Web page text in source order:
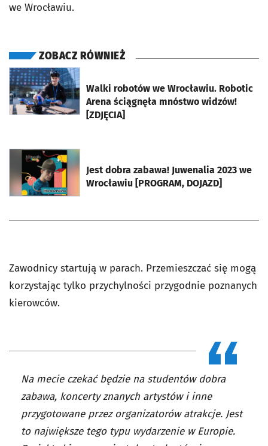
we Wrocławiu.
ZOBACZ RÓWNIEŻ
Walki robotów we Wrocławiu. Robotic
Arena ściągnęła mnóstwo widzów!
[ZDJĘCIA]
otworzy się w nowej karcie
Jest dobra zabawa! Juwenalia 2023 we
Wrocławiu [PROGRAM, DOJAZD]
otworzy się w nowej karcie
Zawodnicy startują w parach. Przemieszczać się mogą
korzystając tylko przychylności przygodnie poznanych
kierowców.
Na mecie czekać będzie na studentów dobra
zabawa, koncerty znanych artystów i inne
przygotowane przez organizatorów atrakcje. Jest
to największe tego typu wydarzenie w Europie.